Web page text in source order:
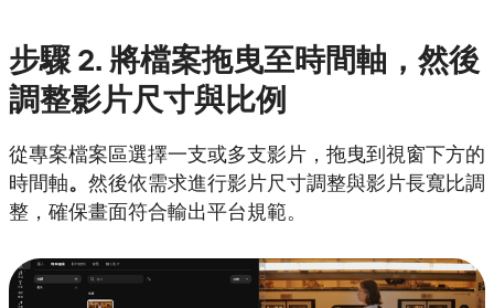
步驟2. 將檔案拖曳至時間軸，然後
調整影片尺寸與比例
從專案檔案區選擇一支或多支影片，拖曳到視窗下方的
時間軸。 然後依需求進行影片尺寸調整與影片長寬比調
整，確保畫面符合輸出平台規範。